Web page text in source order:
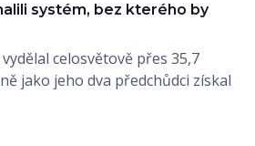
systém, bez kterého by
celosvětově přes 35,7
jako jeho dva předchůdci získal